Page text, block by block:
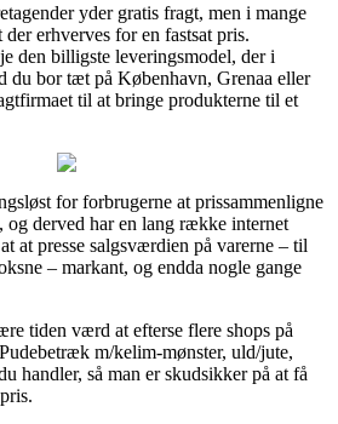
yder gratis fragt, men i mange
erhverves for en fastsat pris.
den billigste leveringsmodel, der i
du bor tæt på København, Grenaa eller
til at bringe produkterne til et
for forbrugerne at prissammenligne
og derved har en lang række internet
at presse salgsværdien på varerne – til
– markant, og endda nogle gange
tiden værd at efterse flere shops på
m/kelim-mønster, uld/jute,
handler, så man er skudsikker på at få